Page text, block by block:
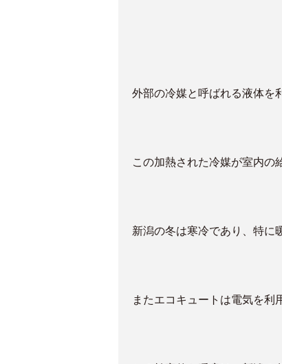
外部の冷媒と呼ばれる液体を
この加熱された冷媒が室内の
新潟の冬は寒冷であり、特に
またエコキュートは電気を利